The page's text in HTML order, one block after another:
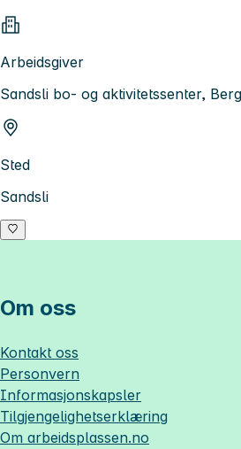
Arbeidsgiver
Sandsli bo- og aktivitetssenter,
Sted
Sandsli
Om oss
Kontakt oss
Personvern
Informasjonskapsler
Tilgjengelighetserklæring
Om arbeidsplassen.no